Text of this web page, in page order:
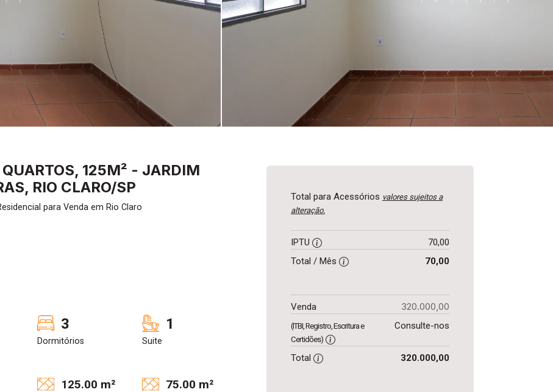
125M² - JARDIM
RIO CLARO/SP
para Venda em Rio Claro
3
Dormitórios
1
Suite
125.00 m² 75.00 m²
Total para Acessórios valores sujeitos a
alteração.
IPTU
70,00
Total / Mês
70,00
Venda 320.000,00
(ITBI, Registro, Escritura e
Certidões)
Consulte-nos
Total 320.000,00